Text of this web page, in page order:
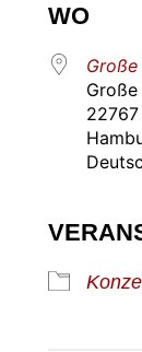
WO